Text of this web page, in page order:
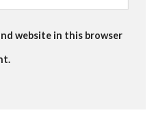
website in this browser